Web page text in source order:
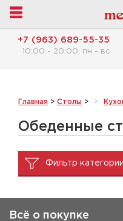
+7 (963) 689-55-35
10:00 - 20:00, пн - вс
Главная > Столы >
Обеденные
Фильтр категории
Всё о покупке